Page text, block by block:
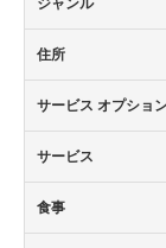
住所
サービス オプショ
サービス
食事